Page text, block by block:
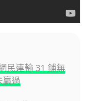
民連輸 31 鋪無
贏過